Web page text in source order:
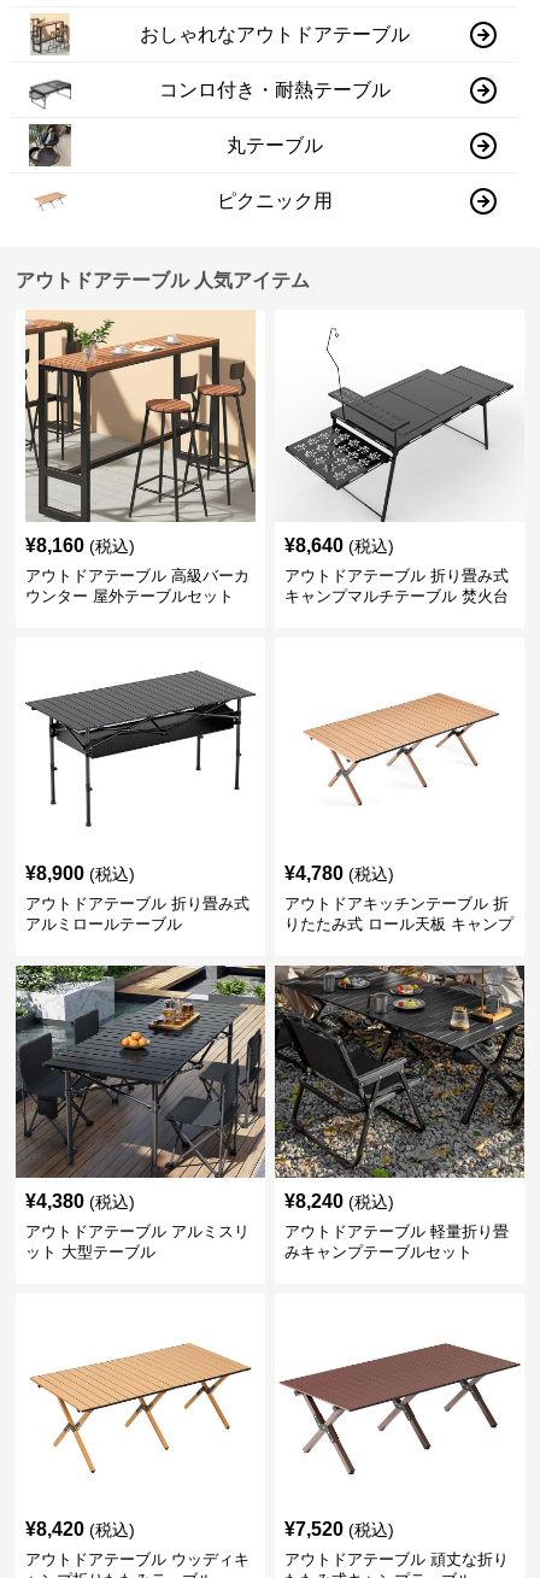
おしゃれなアウトドアテーブル
コンロ付き・耐熱テーブル
丸テーブル
ピクニック用
アウトドアテーブル 人気アイテム
¥8,160 (税込)
アウトドアテーブル 高級バーカ
ウンター 屋外テーブルセット
¥8,640 (税込)
アウトドアテーブル 折り畳み式
キャンプマルチテーブル 焚火台
¥8,900 (税込)
アウトドアテーブル 折り畳み式
アルミロールテーブル
¥4,780 (税込)
アウトドアキッチンテーブル 折
りたたみ式 ロール天板 キャンプ
¥4,380 (税込)
アウトドアテーブル アルミスリ
ット 大型テーブル
¥8,240 (税込)
アウトドアテーブル 軽量折り畳
みキャンプテーブルセット
¥8,420 (税込)
アウトドアテーブル ウッディキ
¥7,520 (税込)
アウトドアテーブル 頑丈な折り